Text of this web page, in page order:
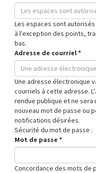
Les espaces sont
à l'exception des points,
bas.
Adresse de courriel*
Une adresse électronique
courriels à cette adresse.
rendue publique et ne
nouveau mot de passe ou
notifications désirées.
Sécurité du mot de passe :
Mot de passe *
Concordance des mots de